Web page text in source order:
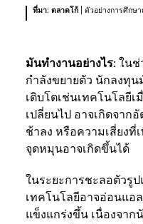
ที่มา: ตลาดโก้| ตัวอย่างการศึกษา
มันทำงานอย่างไร: ในช่
กำลังขยายตัว นักลงทุ
เติบโตเช่นเทคโนโลยี
เปลี่ยนไป อาจเกิดจาก
ช้าลง หรือความเสี่ยง
จุดหมุนอาจเกิดขึ้นได้
ในระยะการชะลอตัวรู
เทคโนโลยีอาจอ่อนแ
แข็งแกร่งขึ้น เนื่องจาก